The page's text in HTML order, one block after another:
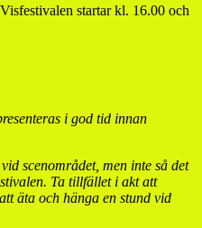
startar kl. 16.00 och
i god tid innan
scenområdet, men inte så det
Ta tillfället i akt att
äta och hänga en stund vid